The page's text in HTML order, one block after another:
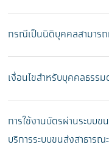
กรณีเป็นนิติบุคคลสามารถ
เงื่อนไขสำหรับบุคคลธรร
การใช้งานบัตรผ่านระบบ
บริการระบบขนส่งสาธารณ